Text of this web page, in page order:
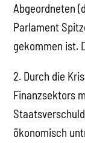
Abgeordneten
Parlament
gekommen ist.
2. Durch die
Finanzsektors
ökonomisch